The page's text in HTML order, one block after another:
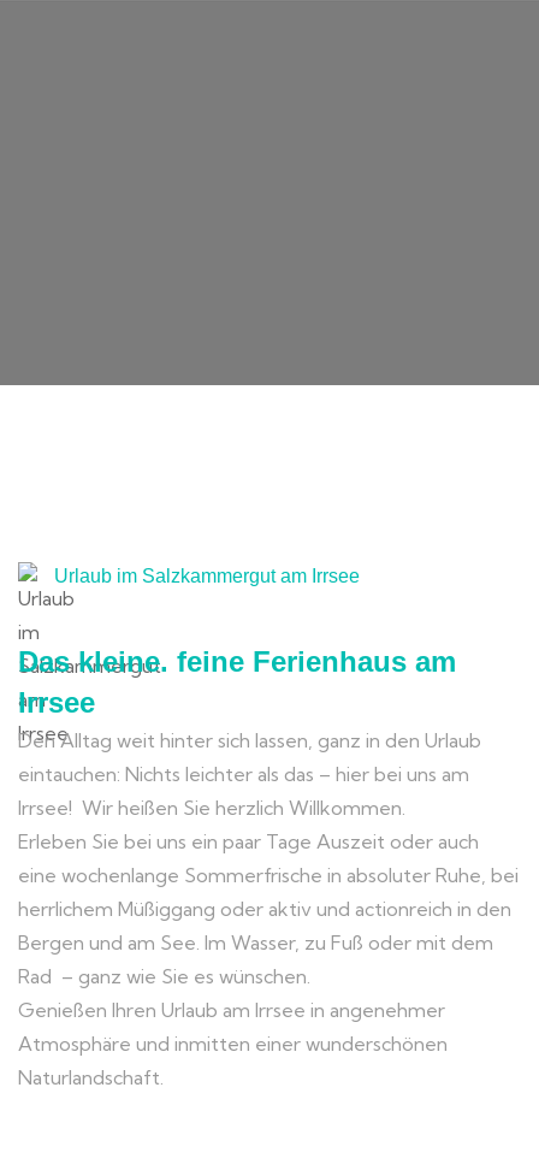
Urlaub im Salzkammergut am Irrsee
Das kleine. feine Ferienhaus am
Irrsee
Den Alltag weit hinter sich lassen, ganz in den Urlaub
eintauchen: Nichts leichter als das – hier bei uns am
Irrsee! Wir heißen Sie herzlich Willkommen.
Erleben Sie bei uns ein paar Tage Auszeit oder auch
eine wochenlange Sommerfrische in absoluter Ruhe, bei
herrlichem Müßiggang oder aktiv und actionreich in den
Bergen und am See. Im Wasser, zu Fuß oder mit dem
Rad – ganz wie Sie es wünschen.
Genießen Ihren Urlaub am Irrsee in angenehmer
Atmosphäre und inmitten einer wunderschönen
Naturlandschaft.